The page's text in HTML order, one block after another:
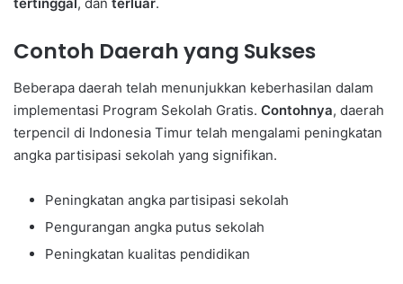
Contoh Daerah yang Sukses
Beberapa daerah telah menunjukkan keberhasilan dalam
implementasi Program Sekolah Gratis. Contohnya, daerah
terpencil di Indonesia Timur telah mengalami peningkatan
angka partisipasi sekolah yang signifikan.
Peningkatan angka partisipasi sekolah
Pengurangan angka putus sekolah
Peningkatan kualitas pendidikan